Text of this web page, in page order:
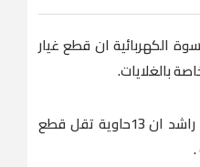
الكهربائية ان قطع غيار
بالغلايات.
وقال الاعلامي بالمحطة احمد راشد ان 13حاوية تقل قطع
.